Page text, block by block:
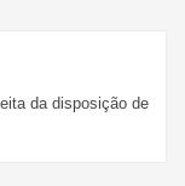
da disposição de